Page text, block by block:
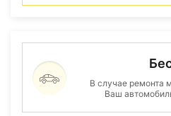
В случае ремонта
Ваш